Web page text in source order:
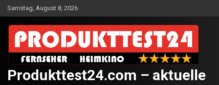
Skip
to
content
Samstag, August 8, 2026
Produkttest24.com – aktuelle